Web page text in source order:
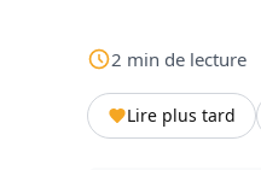
2 min de lecture
Lire plus tard